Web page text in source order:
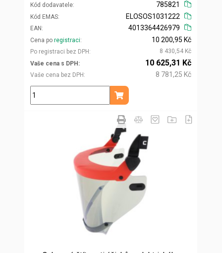
Kód dodavatele
785821
Kód EMAS
EAN
ELOSOS1031222
4013364426979
Cena po registraci
Po registraci bez DPH
10 200,95 Kč
8 430,54 Kč
Vaše cena s DPH
Vaše cena bez DPH
10 625,31 Kč
8 781,25 Kč
ks
Přidat do košíku